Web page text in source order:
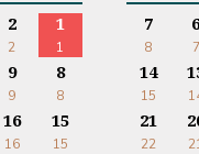
7
7
8
14
15
21
22
1
1
2
2
8
8
9
9
15
15
16
16